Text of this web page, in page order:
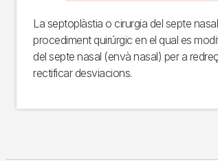
La septoplàstia o cirurgia del septe
procediment quirúrgic en el qual es
del septe nasal (envà nasal) per a
rectificar desviacions.